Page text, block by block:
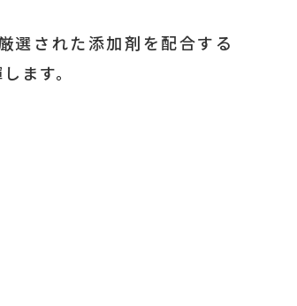
選された添加剤を配合する
ます。